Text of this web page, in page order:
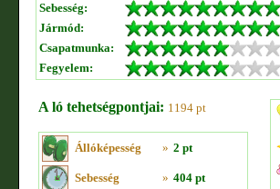
Sebesség:
Jármód:
Csapatmunka:
Fegyelem:
A ló tehetségpontjai: 1194 pt
Állóképesség » 2 pt
Sebesség » 404 pt